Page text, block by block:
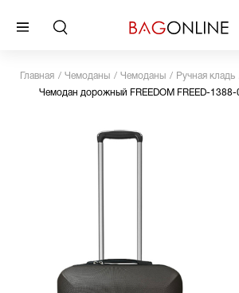
Главная Чемоданы Чемоданы Ручная кладь
Чемодан дорожный FREEDOM FREED-